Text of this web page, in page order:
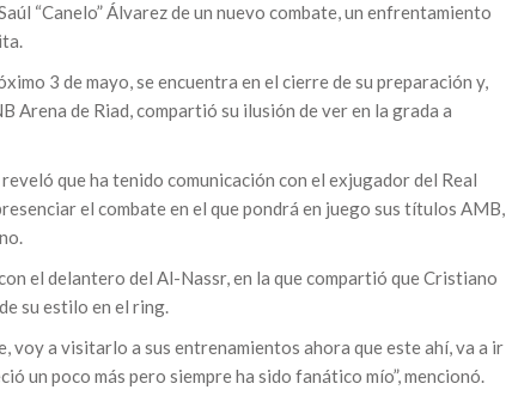
“Canelo” Álvarez de un nuevo combate, un enfrentamiento
3 de mayo, se encuentra en el cierre de su preparación y,
Arena de Riad, compartió su ilusión de ver en la grada a
que ha tenido comunicación con el exjugador del Real
el combate en el que pondrá en juego sus títulos AMB,
el delantero del Al-Nassr, en la que compartió que Cristiano
su estilo en el ring.
voy a visitarlo a sus entrenamientos ahora que este ahí, va a ir
un poco más pero siempre ha sido fanático mío”, mencionó.